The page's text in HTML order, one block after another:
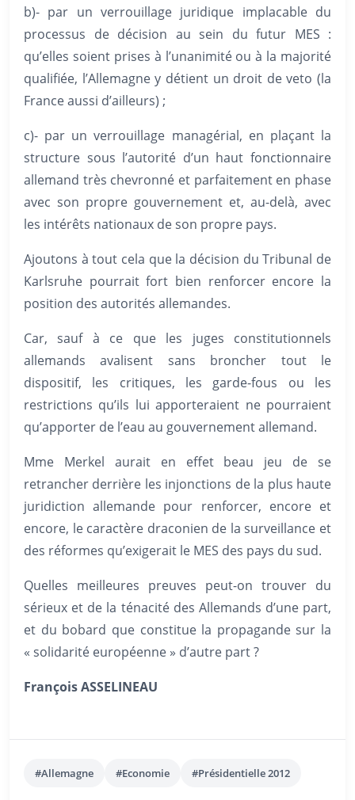
b)- par un verrouillage juridique implacable du
processus de décision au sein du futur MES :
qu’elles soient prises à l’unanimité ou à la majorité
qualifiée, l’Allemagne y détient un droit de veto (la
France aussi d’ailleurs) ;
c)- par un verrouillage managérial, en plaçant la
structure sous l’autorité d’un haut fonctionnaire
allemand très chevronné et parfaitement en phase
avec son propre gouvernement et, au-delà, avec
les intérêts nationaux de son propre pays.
Ajoutons à tout cela que la décision du Tribunal de
Karlsruhe pourrait fort bien renforcer encore la
position des autorités allemandes.
Car, sauf à ce que les juges constitutionnels
allemands avalisent sans broncher tout le
dispositif, les critiques, les garde-fous ou les
restrictions qu’ils lui apporteraient ne pourraient
qu’apporter de l’eau au gouvernement allemand.
Mme Merkel aurait en effet beau jeu de se
retrancher derrière les injonctions de la plus haute
juridiction allemande pour renforcer, encore et
encore, le caractère draconien de la surveillance et
des réformes qu’exigerait le MES des pays du sud.
Quelles meilleures preuves peut-on trouver du
sérieux et de la ténacité des Allemands d’une part,
et du bobard que constitue la propagande sur la
« solidarité européenne » d’autre part ?
François ASSELINEAU
#Allemagne #Economie #Présidentielle 2012